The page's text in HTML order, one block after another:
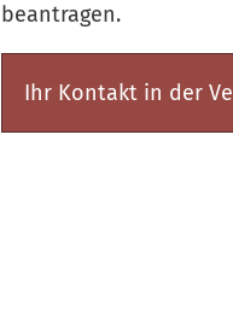
beantragen.
Ihr Kontakt in der